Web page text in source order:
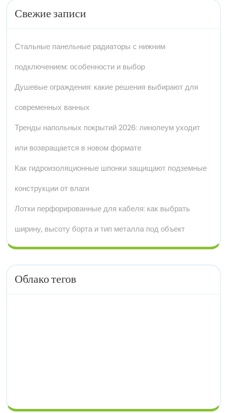
Свежие записи
Стальные панельные радиаторы с нижним
подключением: особенности и выбор
Душевые ограждения: какие решения выбирают для
современных ванных
Тренды напольных покрытий 2026: линолеум уходит
или возвращается в новом формате
Как гидроизоляционные шпонки защищают подземные
конструкции от влаги
Лотки перфорированные для кабеля: как выбрать
ширину, высоту борта и тип металла под объект
Облако тегов